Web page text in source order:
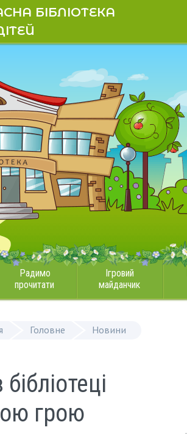
БІБЛІОТЕКА
Радимо
прочитати
Ігровий
майданчик
Головне Новини
грою